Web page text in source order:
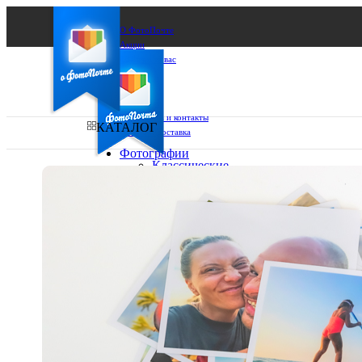
О ФотоПочте
Акции
Сделаем за вас
Бизнесу
FAQ
Франшиза
Поддержка и контакты
Оплата и доставка
Выберите из списка:
КАТАЛОГ
Фотографии
Классические
10х15
15х15
15х20
20х20
20х30
30х30
30х40
Фото
в